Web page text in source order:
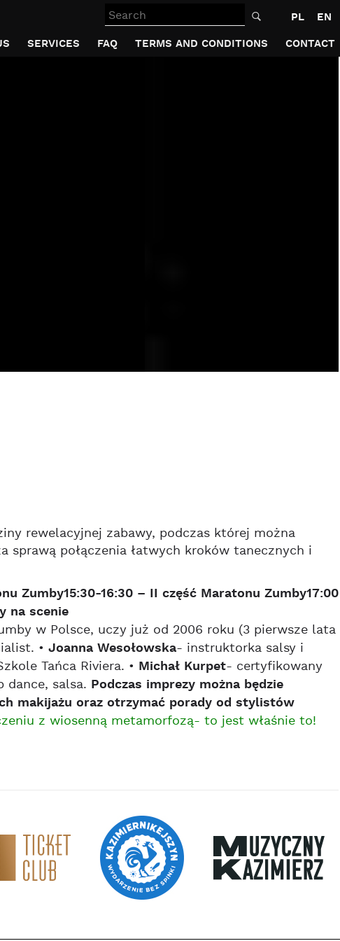
Search PL
EN
SERVICES FAQ TERMS AND CONDITIONS CONTACT
rewelacyjnej zabawy, podczas której można
połączenia łatwych kroków tanecznych i
Zumby15:30-16:30 – II część Maratonu Zumby17:00
na scenie
w Polsce, uczy już od 2006 roku (3 pierwsze lata
• Joanna Wesołowska- instruktorka salsy i
Tańca Riviera. • Michał Kurpet- certyfikowany
salsa. Podczas imprezy można będzie
makijażu oraz otrzymać porady od stylistów
z wiosenną metamorfozą- to jest właśnie to!